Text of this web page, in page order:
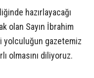
hazırlayacağı
olan Sayın İbrahim
yolculuğun gazetemiz
olmasını diliyoruz.